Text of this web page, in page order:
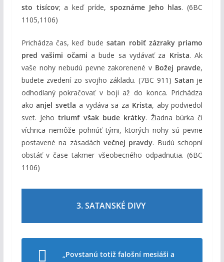
sto tisícov; a keď príde, spoznáme Jeho hlas. (6BC
1105,1106)
Prichádza čas, keď budesatan robiť zázraky priamo
pred vašimi očami a bude sa vydávať za Krista. Ak
vaše nohy nebudú pevne zakorenené v Božej pravde,
budete zvedení zo svojho základu. (7BC 911) Satan je
odhodlaný pokračovať v boji až do konca. Prichádza
akoanjel svetla a vydáva sa za Krista, aby podviedol
svet. Jehotriumf však bude krátky. Žiadna búrka či
víchrica nemôže pohnúť tými, ktorých nohy sú pevne
postavené na zásadách večnej pravdy. Budú schopní
obstáť v čase takmer všeobecného odpadnutia. (6BC
1106)
3. SATANSKÉ DIVY
„Povstanú totiž falošní mesiáši a